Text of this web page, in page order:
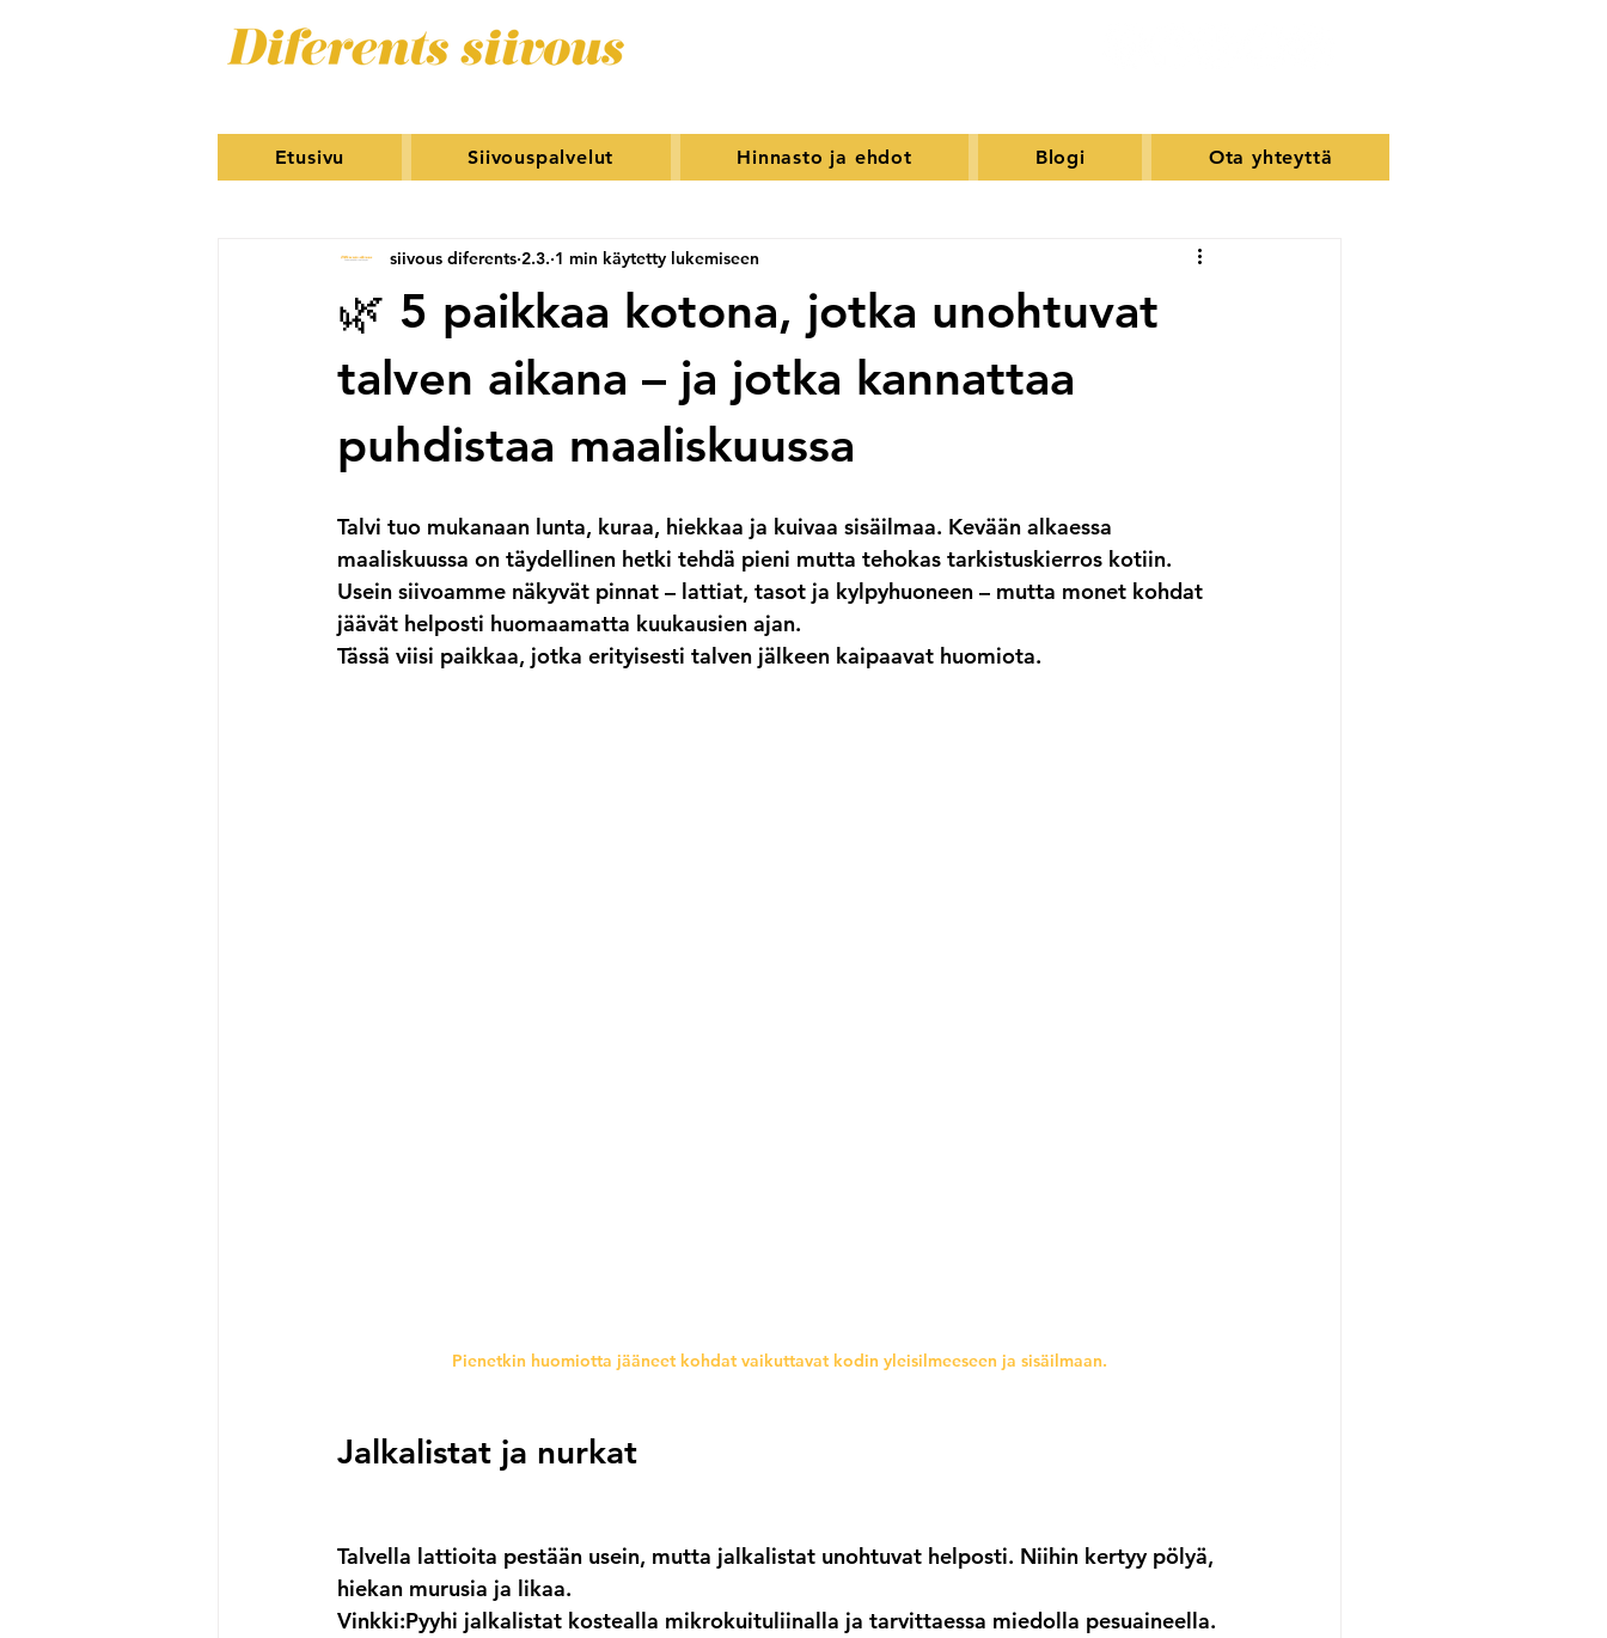
Etusivu Siivouspalvelut Hinnasto ja ehdot Blogi Ota yhteyttä
🌿 5 paikkaa kotona, jotka unohtuvat
talven aikana – ja jotka kannattaa
puhdistaa maaliskuussa
siivous diferents 2.3. 1 min käytetty lukemiseen
Talvi tuo mukanaan lunta, kuraa, hiekkaa ja kuivaa sisäilmaa. Kevään alkaessa
maaliskuussa on täydellinen hetki tehdä pieni mutta tehokas tarkistuskierros kotiin.
Usein siivoamme näkyvät pinnat – lattiat, tasot ja kylpyhuoneen – mutta monet kohdat
jäävät helposti huomaamatta kuukausien ajan.
Tässä viisi paikkaa, jotka erityisesti talven jälkeen kaipaavat huomiota.
Pienetkin huomiotta jääneet kohdat vaikuttavat kodin yleisilmeeseen ja sisäilmaan.
Jalkalistat ja nurkat
Talvella lattioita pestään usein, mutta jalkalistat unohtuvat helposti. Niihin kertyy pölyä,
hiekan murusia ja likaa.
Vinkki:Pyyhi jalkalistat kostealla mikrokuituliinalla ja tarvittaessa miedolla pesuaineella.